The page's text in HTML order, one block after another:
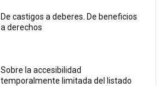
De castigos a deberes. De beneficios
a derechos
Sobre la accesibilidad
temporalmente limitada del listado